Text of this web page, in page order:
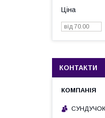
Ціна
КОНТАКТИ